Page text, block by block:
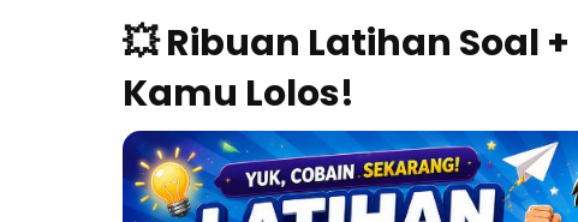
💥 Ribuan Latihan Soal
Kamu Lolos!